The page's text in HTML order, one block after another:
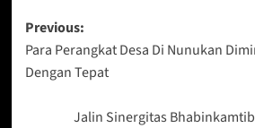
Post
navigation
Previous:
Para Perangkat Desa Di Nunukan
Dengan Tepat
Jalin Sinergitas